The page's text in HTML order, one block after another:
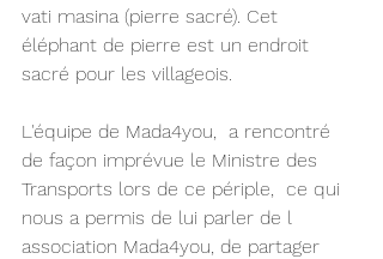
vati masina (pierre sacré). Cet
éléphant de pierre est un endroit
sacré pour les villageois.
L'équipe de Mada4you,  a rencontré
de façon imprévue le Ministre des
Transports lors de ce périple,  ce qui
nous a permis de lui parler de l
association Mada4you, de partager